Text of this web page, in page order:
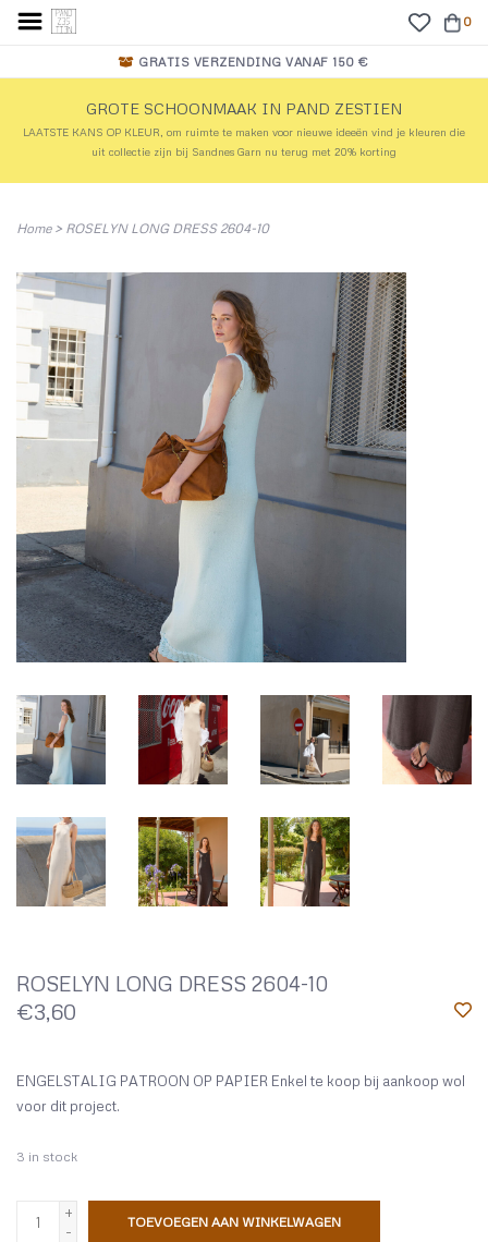
0
GRATIS VERZENDING VANAF 150 €
GROTE SCHOONMAAK IN PAND ZESTIEN
LAATSTE KANS OP KLEUR, om ruimte te maken voor nieuwe ideeën vind je kleuren die
uit collectie zijn bij Sandnes Garn nu terug met 20% korting
Home> ROSELYN LONG DRESS 2604-10
ROSELYN LONG DRESS 2604-10
€3,60
ENGELSTALIG PATROON OP PAPIER Enkel te koop bij aankoop wol
voor dit project.
3 in stock
+
-
TOEVOEGEN AAN WINKELWAGEN